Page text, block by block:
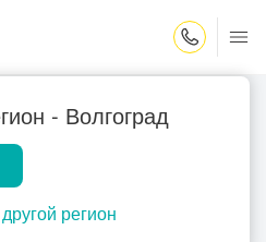
- Волгоград
регион
помощи
на дому